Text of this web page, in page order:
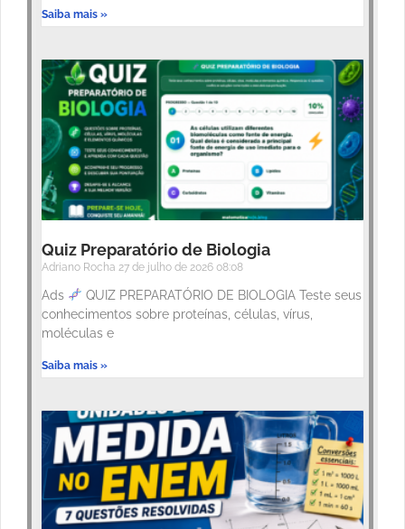
Saiba mais »
Quiz Preparatório de Biologia
Adriano Rocha 27 de julho de 2026 08:08
Ads
QUIZ PREPARATÓRIO DE BIOLOGIA Teste seus
conhecimentos sobre proteínas, células, vírus,
moléculas e
Saiba mais »